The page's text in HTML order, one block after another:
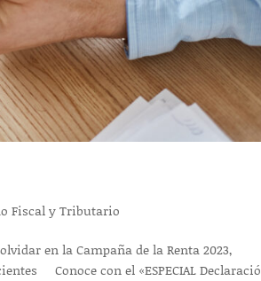
Fiscal y Tributario
en la Campaña de la Renta 2023,
Conoce con el «ESPECIAL